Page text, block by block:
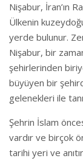
Nişabur, İran’ın
Ülkenin
yerde bulunur.
Nişabur, bir
şehirlerinden
büyüyen bir
gelenekleri ile
Şehrin İslam
vardır ve birçok
tarihi yeri ve